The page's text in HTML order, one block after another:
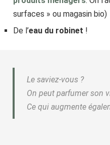
surfaces » ou magasin bio)
De l’eau du robinet !
Le saviez-vous ?
On peut parfumer son
Ce qui augmente